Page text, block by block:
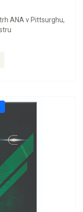
ANA v Pittsurghu,